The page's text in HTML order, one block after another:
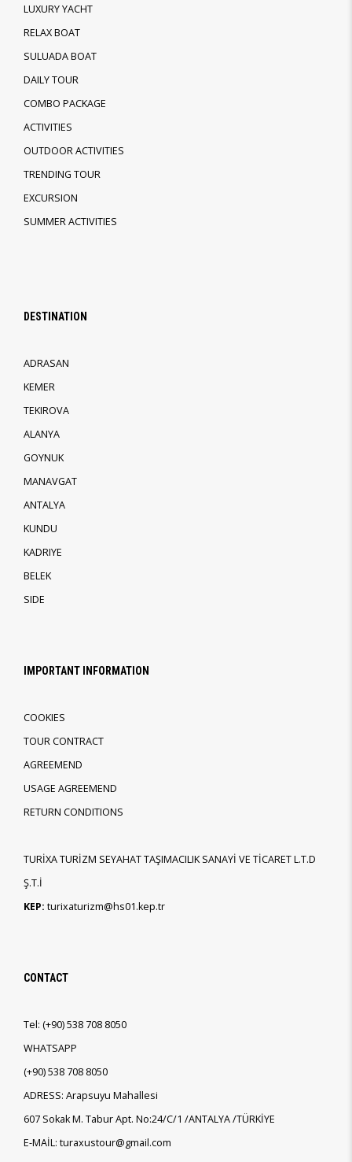
LUXURY YACHT
RELAX BOAT
SULUADA BOAT
DAILY TOUR
COMBO PACKAGE
ACTIVITIES
OUTDOOR ACTIVITIES
TRENDING TOUR
EXCURSION
SUMMER ACTIVITIES
DESTINATION
ADRASAN
KEMER
TEKIROVA
ALANYA
GOYNUK
MANAVGAT
ANTALYA
KUNDU
KADRIYE
BELEK
SIDE
IMPORTANT INFORMATION
COOKIES
TOUR CONTRACT
AGREEMEND
USAGE AGREEMEND
RETURN CONDITIONS
TURİXA TURİZM SEYAHAT TAŞIMACILIK SANAYİ VE TİCARET L.T.D
Ş.T.İ
KEP: turixaturizm@hs01.kep.tr
CONTACT
Tel: (+90)538 708 8050
WHATSAPP
(+90)538 708 8050
ADRESS: Arapsuyu Mahallesi
607 Sokak M. Tabur Apt. No:24/C/1 /ANTALYA /TÜRKİYE
E-MAİL: turaxustour@gmail.com